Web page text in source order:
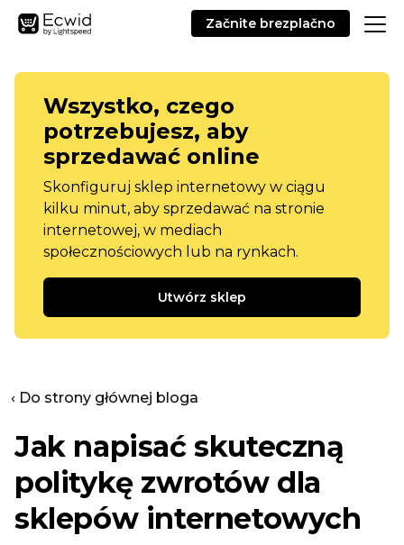
Začnite brezplačno
Wszystko, czego
potrzebujesz, aby
sprzedawać online
Skonfiguruj sklep internetowy w ciągu
kilku minut, aby sprzedawać na stronie
internetowej, w mediach
społecznościowych lub na rynkach.
Utwórz sklep
‹ Do strony głównej bloga
Jak napisać skuteczną
politykę zwrotów dla
sklepów internetowych